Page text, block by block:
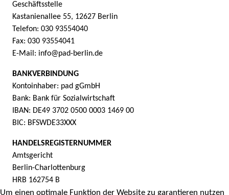
Geschäftsstelle
Kastanienallee 55, 12627 Berlin
Telefon: 030 93554040
Fax: 030 93554041
E-Mail: info@pad-berlin.de
BANKVERBINDUNG
Kontoinhaber: pad gGmbH
Bank: Bank für Sozialwirtschaft
IBAN: DE49 3702 0500 0003 1469 00
BIC: BFSWDE33XXX
HANDELSREGISTERNUMMER
Amtsgericht
Berlin-Charlottenburg
HRB 162754 B
Um einen optimale Funktion der Website zu garantieren nutzen